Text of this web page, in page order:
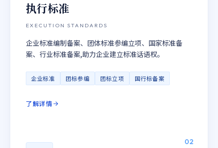
执行标准
EXECUTION STANDARDS
企业标准编制备案、团体标准参编立项、国家标准备
案、行业标准备案,助力企业建立标准话语权。
企业标准 团标参编 团标立项 国行标备案
了解详情
02